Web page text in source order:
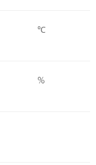
℃
%